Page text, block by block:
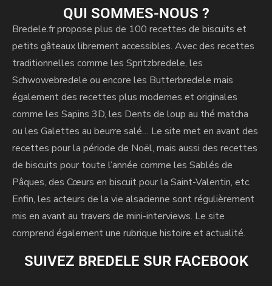
v
:
QUI SOMMES-NOUS ?
Bredele.fr propose plus de 100 recettes de biscuits et
petits gâteaux librement accessibles. Avec des recettes
traditionnelles comme les Spritzbredele, les
Schwowebredele ou encore les Butterbredele mais
également des recettes plus modernes et originales
comme les Sapins 3D, les Dents de loup au thé matcha
ou les Galettes au beurre salé… Le site met en avant des
recettes pour la période de Noël, mais aussi des recettes
de biscuits pour toute l’année comme les Sablés de
Pâques, des Cœurs en biscuit pour la Saint-Valentin, etc.
Enfin, les acteurs de la vie alsacienne sont régulièrement
mis en avant au travers de mini-interviews. Le site
comprend également une rubrique histoire et actualité.
SUIVEZ BREDELE SUR FACEBOOK